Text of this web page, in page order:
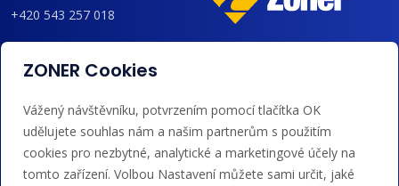
+420 543 257 018
admin@regzone.cz
Akceptujeme platby kartou, Google/Apple Pay,
bankovním převodem a kreditem.
ZONER Cookies
Vážený návštěvníku, potvrzením pomocí tlačítka OK
udělujete souhlas nám a našim partnerům s použitím
cookies pro nezbytné, analytické a marketingové účely na
tomto zařízení. Volbou Nastavení můžete sami určit, jaké